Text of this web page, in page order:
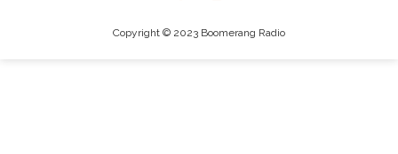
Copyright © 2023 Boomerang Radio